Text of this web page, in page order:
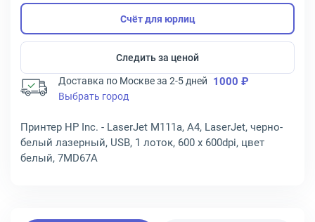
Счёт для юрлиц
Следить за ценой
Доставка по Москве за 2-5 дней 1000 ₽
Выбрать город
Принтер HP Inc. - LaserJet M111a, A4, LaserJet, черно-
белый лазерный, USB, 1 лоток, 600 x 600dpi, цвет
белый, 7MD67A